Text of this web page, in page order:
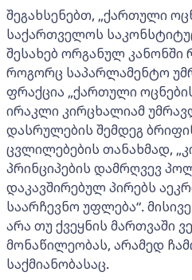
შეგახსენებთ, „ქართული
საქართველოს
შესახებ ორგანულ კანონში
როგორც საპარლამენტო
ფრაქცია „ქართული
ირაკლი კირცხალიამ
დასრულების შემდეგ
ცვლილებების თანახმად,
პრინციპების დამრღვევ
დაკავშირებულ პირებს
საარჩევნო უფლება“.
არა თუ ქვეყნის მართვაში
მონაწილეობას, არამედ
საქმიანობასაც.